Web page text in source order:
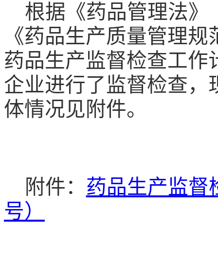
根据《药品管理法》
《药品生产质量管理
药品生产监督检查工作
企业进行了监督检查，
体情况见附件。
附件： 药品生产监督
号）